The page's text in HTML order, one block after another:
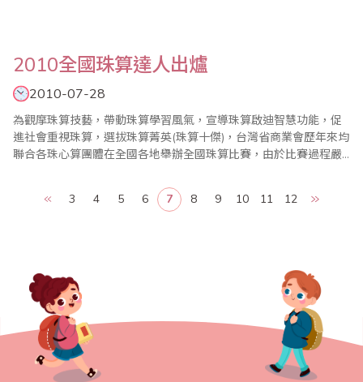
2010全國珠算達人出爐
2010-07-28
為觀摩珠算技藝，帶動珠算學習風氣，宣導珠算啟迪智慧功能，促
進社會重視珠算，選拔珠算菁英(珠算十傑)，台灣省商業會歷年來均
聯合各珠心算團體在全國各地舉辦全國珠算比賽，由於比賽過程嚴
珠心算教育蓬勃發展。今年，2010年全國珠算比賽暨國際珠算邀請
賽已於7月25日在台北縣政府603大禮堂盛大舉行，達人組選手在每
3 4 5 6 7 8 9 10 11 12